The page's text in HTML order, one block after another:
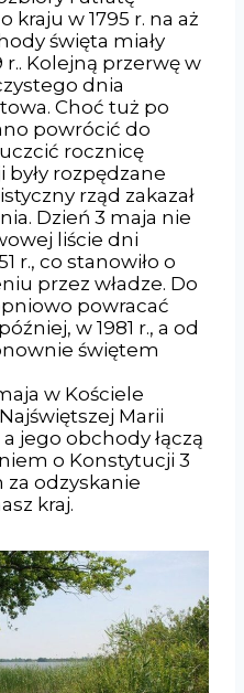
kraju w 1795 r. na aż
święta miały
r.. Kolejną przerwę w
dnia
Choć tuż po
powrócić do
rocznicę
rozpędzane
rząd zakazał
Dzień 3 maja nie
liście dni
r., co stanowiło o
przez władze. Do
powracać
w 1981 r., a od
świętem
w Kościele
Marii
jego obchody łączą
o Konstytucji 3
za odzyskanie
kraj.